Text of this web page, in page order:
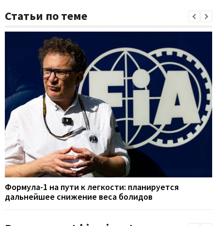
Статьи по теме
Формула-1 на пути к легкости: планируется
дальнейшее снижение веса болидов